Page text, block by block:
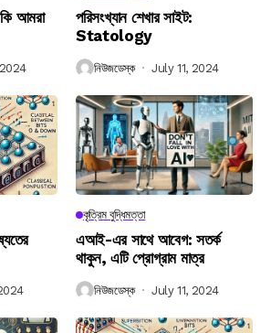
আমরা
পরিসংখ্যান শেখার সাইট:
Statology
নিউজডেস্ক July 11, 2024
কৃত্রিম বুদ্ধিমত্তা
এআই-এর সাথে আবেগ: সতর্ক
থাকুন, এটি প্রোগ্রাম মাত্র
নিউজডেস্ক July 11, 2024